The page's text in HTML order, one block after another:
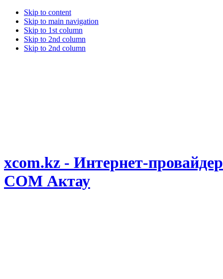
Skip to content
Skip to main navigation
Skip to 1st column
Skip to 2nd column
Skip to 2nd column
xcom.kz - Интернет-
COM Актау